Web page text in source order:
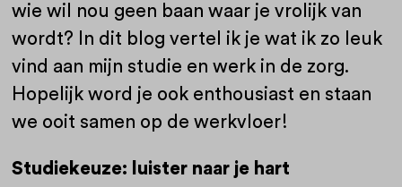
wie wil nou geen baan waar je vrolijk van
wordt? In dit blog vertel ik je wat ik zo leuk
vind aan mijn studie en werk in de zorg.
Hopelijk word je ook enthousiast en staan
we ooit samen op de werkvloer!
Studiekeuze: luister naar je hart